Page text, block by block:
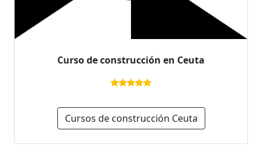
Curso de construcción en Ceuta
Cursos de construcción Ceuta